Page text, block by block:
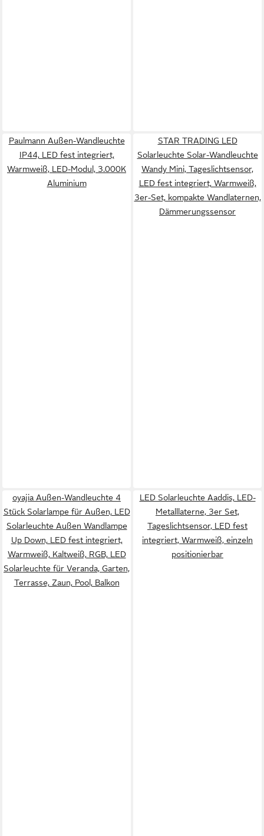
Paulmann Außen-Wandleuchte
IP44, LED fest integriert,
Warmweiß, LED-Modul, 3.000K
Aluminium
STAR TRADING LED
Solarleuchte Solar-Wandleuchte
Wandy Mini, Tageslichtsensor,
LED fest integriert, Warmweiß,
3er-Set, kompakte Wandlaternen,
Dämmerungssensor
oyajia Außen-Wandleuchte 4
Stück Solarlampe für Außen, LED
Solarleuchte Außen Wandlampe
Up Down, LED fest integriert,
Warmweiß, Kaltweiß, RGB, LED
Solarleuchte für Veranda, Garten,
Terrasse, Zaun, Pool, Balkon
LED Solarleuchte Aaddis, LED-
Metalllaterne, 3er Set,
Tageslichtsensor, LED fest
integriert, Warmweiß, einzeln
positionierbar